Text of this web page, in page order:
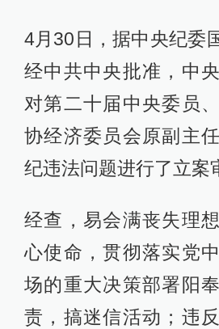
4月30日，据中央纪委
经中共中央批准，中
对第二十届中央委员
协经济委员会原副主
纪违法问题进行了立案
经查，易会满丧失理
心使命，贯彻落实党
场的重大决策部署阳
责，搞迷信活动；违